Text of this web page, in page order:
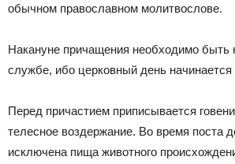
обычном православном молитвослове.
Накануне причащения необходимо быть
службе, ибо церковный день начинается
Перед причастием приписывается
телесное воздержание. Во время поста
исключена пища животного